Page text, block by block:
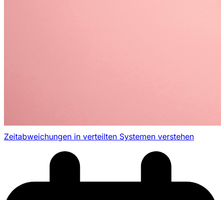
Zeitabweichungen in verteilten Systemen verstehen